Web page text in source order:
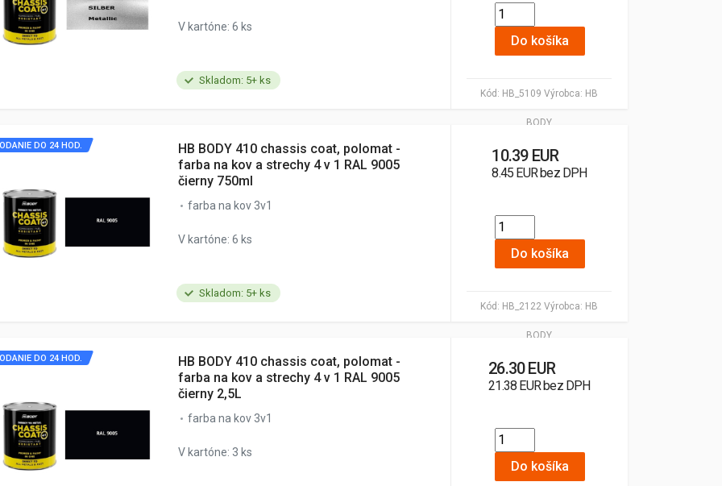
Skladom: 5+ ks
Kód: HB_5109 Výrobca: HB
BODY
V kartóne: 6 ks
Do košíka
Skladom: 5+ ks
Kód: HB_2122 Výrobca: HB
BODY
DO 24 HOD.
HB BODY 410 chassis coat, polomat -
farba na kov a strechy 4 v 1 RAL 9005
čierny 750ml
farba na kov 3v1
V kartóne: 6 ks
10.39 EUR
8.45 EUR bez DPH
Do košíka
DO 24 HOD.
HB BODY 410 chassis coat, polomat -
farba na kov a strechy 4 v 1 RAL 9005
čierny 2,5L
farba na kov 3v1
V kartóne: 3 ks
26.30 EUR
21.38 EUR bez DPH
Do košíka